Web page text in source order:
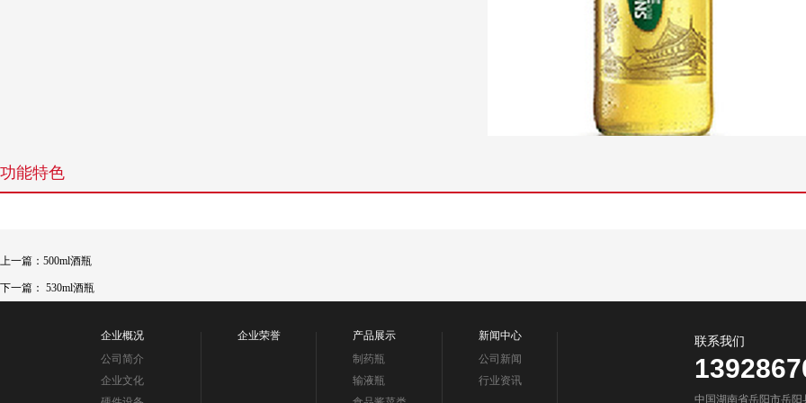
功能特色
上一篇：500ml酒瓶
下一篇： 530ml酒瓶
企业概况
公司简介
企业文化
企业荣誉
产品展示
制药瓶
输液瓶
新闻中心
公司新闻
行业资讯
联系我们
中国湖南省岳阳市岳阳